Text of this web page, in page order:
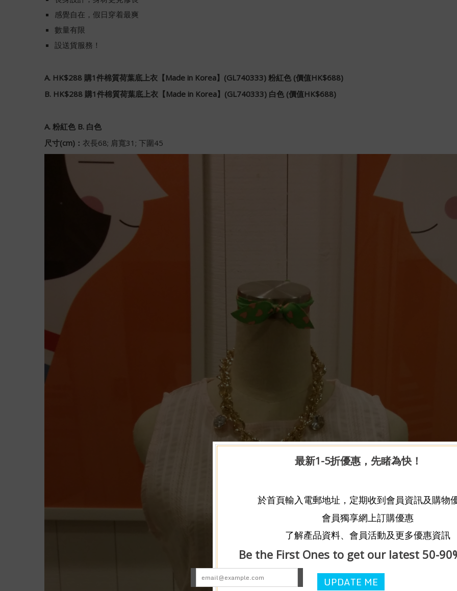
感覺自在，假日穿着最爽
數量有限
設送貨服務！
A. HK$288 購1件棉質荷葉底上衣【Made in Korea】(GL740333) 粉紅色 (價值HK$688)
B. HK$288 購1件棉質荷葉底上衣【Made in Korea】(GL740333) 白色 (價值HK$688)
A. 粉紅色 B. 白色
尺寸(cm)： 衣長68; 肩寬31; 下圍45
最新1-5折優惠，先睹為快！
於首頁輸入電郵地址，定期收到會員資訊及購物
會員獨享網上訂購優惠
了解產品資料、會員活動及更多優惠資訊
Be the First Ones to get our latest 50-